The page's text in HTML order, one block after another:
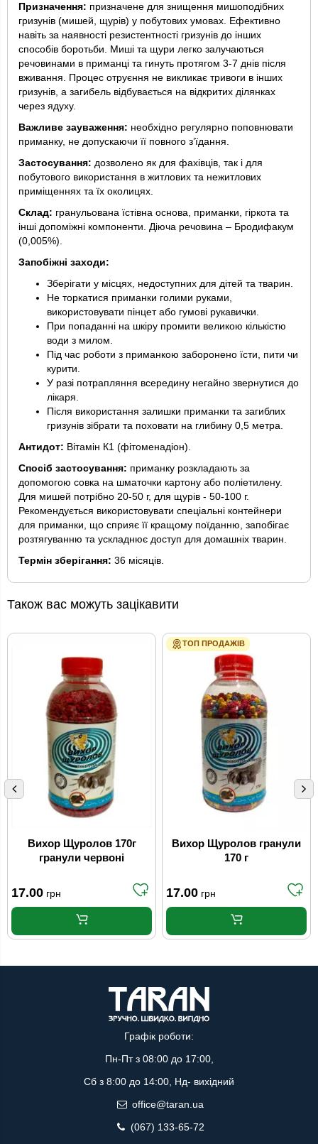
Призначення: призначене для знищення мишоподібних
гризунів (мишей, щурів) у побутових умовах. Ефективно
навіть за наявності резистентності гризунів до інших
способів боротьби. Миші та щури легко залучаються
речовинами в приманці та гинуть протягом 3-7 днів після
вживання. Процес отруєння не викликає тривоги в інших
гризунів, а загибель відбувається на відкритих ділянках
через ядуху.
Важливе зауваження: необхідно регулярно поповнювати
приманку, не допускаючи її повного з’їдання.
Застосування: дозволено як для фахівців, так і для
побутового використання в житлових та нежитлових
приміщеннях та їх околицях.
Склад: гранульована їстівна основа, приманки, гіркота та
інші допоміжні компоненти. Діюча речовина – Бродифакум
(0,005%).
Запобіжні заходи:
Зберігати у місцях, недоступних для дітей та тварин.
Не торкатися приманки голими руками,
використовувати пінцет або гумові рукавички.
При попаданні на шкіру промити великою кількістю
води з милом.
Під час роботи з приманкою заборонено їсти, пити чи
курити.
У разі потрапляння всередину негайно звернутися до
лікаря.
Після використання залишки приманки та загиблих
гризунів зібрати та поховати на глибину 0,5 метра.
Антидот: Вітамін К1 (фітоменадіон).
Спосіб застосування: приманку розкладають за
допомогою совка на шматочки картону або поліетилену.
Для мишей потрібно 20-50 г, для щурів - 50-100 г.
Рекомендується використовувати спеціальні контейнери
для приманки, що сприяє її кращому поїданню, запобігає
розтягуванню та ускладнює доступ для домашніх тварин.
Термін зберігання: 36 місяців.
Також вас можуть зацікавити
Вихор Щуролов 170г
гранули червоні
17.00 грн
ТОП ПРОДАЖІВ
Вихор Щуролов гранули
170 г
17.00 грн
Графік роботи:
Пн-Пт з 08:00 до 17:00,
Сб з 8:00 до 14:00, Нд- вихідний
office@taran.ua
(067) 133-65-72